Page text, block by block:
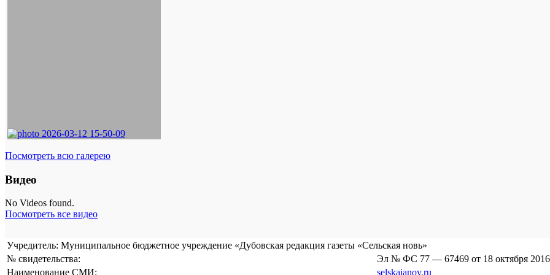
Посмотреть всю галерею
Видео
No Videos found.
Посмотреть все видео
Учредитель: Муниципальное бюджетное учреждение «Дубовская редакция газеты «Сельская новь»
№ свидетельства:
Эл № ФС 77 — 67469 от 18 октября
Наименование СМИ:
selskajanov.ru